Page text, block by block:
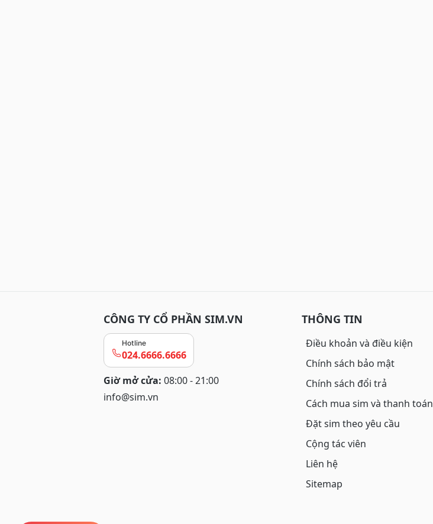
CÔNG TY CỔ PHẦN SIM.VN
Hotline
024.6666.6666
Giờ mở cửa: 08:00 - 21:00
info@sim.vn
THÔNG TIN
Điều khoản và điều kiện
Chính sách bảo mật
Chính sách đổi trả
Cách mua sim và thanh toán
Đặt sim theo yêu cầu
Cộng tác viên
Liên hệ
Sitemap